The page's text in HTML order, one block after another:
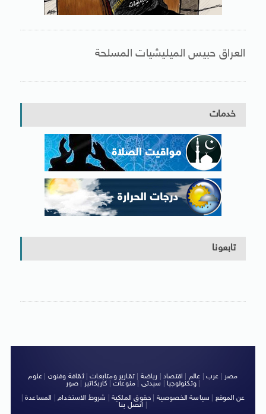
العراق حبيس الميليشيات المسلحة
خدمات
تابعونا
مصر عرب عالم اقتصاد رياضة |تقارير ومتابعات|ثقافة وفنون
علوم
وتكنولوجيا| سيدتى منوعات كاريكاتير صور
|
عن الموقع
سياسة الخصوصية حقوق الملكية شروط الاستخدام| المساعدة|
اتصل بنا